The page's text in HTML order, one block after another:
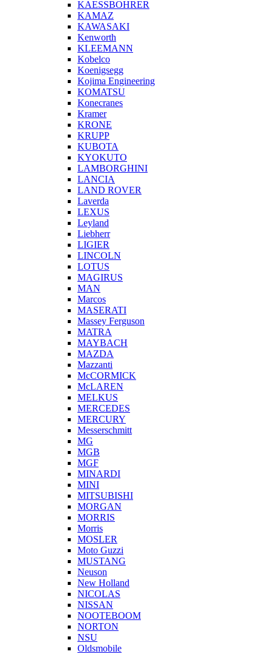
KAESSBOHRER
KAMAZ
KAWASAKI
Kenworth
KLEEMANN
Kobelco
Koenigsegg
Kojima Engineering
KOMATSU
Konecranes
Kramer
KRONE
KRUPP
KUBOTA
KYOKUTO
LAMBORGHINI
LANCIA
LAND ROVER
Laverda
LEXUS
Leyland
Liebherr
LIGIER
LINCOLN
LOTUS
MAGIRUS
MAN
Marcos
MASERATI
Massey Ferguson
MATRA
MAYBACH
MAZDA
Mazzanti
McCORMICK
McLAREN
MELKUS
MERCEDES
MERCURY
Messerschmitt
MG
MGB
MGF
MINARDI
MINI
MITSUBISHI
MORGAN
MORRIS
Morris
MOSLER
Moto Guzzi
MUSTANG
Neuson
New Holland
NICOLAS
NISSAN
NOOTEBOOM
NORTON
NSU
Oldsmobile